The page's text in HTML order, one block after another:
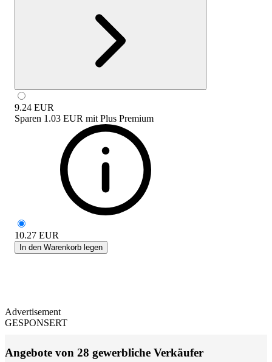
9.24 EUR
Sparen 1.03 EUR mit Plus Premium
10.27 EUR
In den Warenkorb legen
Advertisement
GESPONSERT
Angebote von 28 gewerbliche Verkäufer